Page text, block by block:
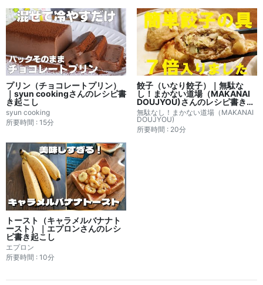
プリン（チョコレートプリン）
｜syun cookingさんのレシピ書
き起こし
syun cooking
所要時間 : 15分
餃子（いなり餃子）｜無駄な
し！まかない道場（MAKANAI
DOUJYOU)さんのレシピ書き起
こし
無駄なし！まかない道場（MAKANAI
DOUJYOU)
所要時間 : 20分
トースト（キャラメルバナナト
ースト）｜エプロンさんのレシ
ピ書き起こし
エプロン
所要時間 : 10分